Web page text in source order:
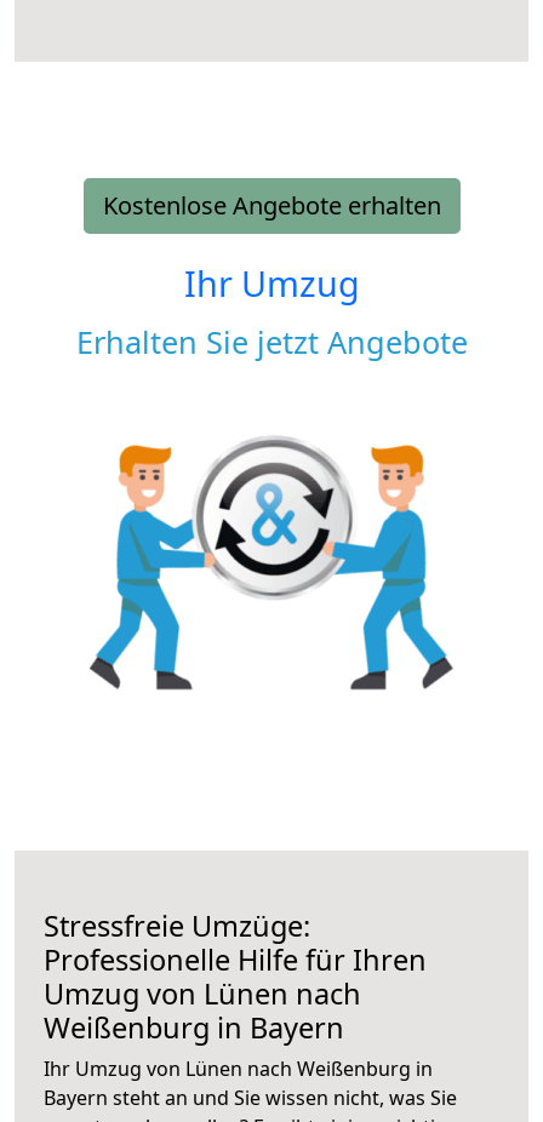
Kostenlose Angebote erhalten
Ihr Umzug
Erhalten Sie jetzt Angebote
Stressfreie Umzüge:
Professionelle Hilfe für Ihren
Umzug von Lünen nach
Weißenburg in Bayern
Ihr Umzug von Lünen nach Weißenburg in
Bayern steht an und Sie wissen nicht, was Sie